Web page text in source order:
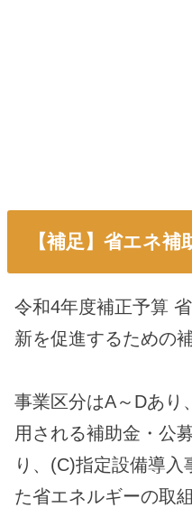
【補足】省エネ補
令和4年度補正予算
新を促進するための
事業区分はA～Dあり
用される補助金・公
り、(C)指定設備導入
た省エネルギーの取